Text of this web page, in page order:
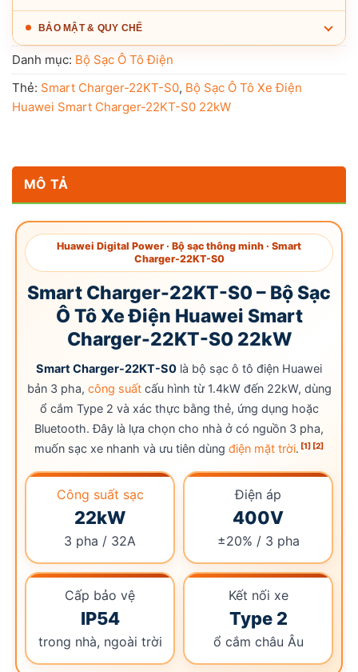
BẢO MẬT & QUY CHẾ
Danh mục: Bộ Sạc Ô Tô Điện
Thẻ: Smart Charger-22KT-S0, Bộ Sạc Ô Tô Xe Điện
Huawei Smart Charger-22KT-S0 22kW
MÔ TẢ
Huawei Digital Power · Bộ sạc thông minh · Smart
Charger-22KT-S0
Smart Charger-22KT-S0 – Bộ Sạc
Ô Tô Xe Điện Huawei Smart
Charger-22KT-S0 22kW
Smart Charger-22KT-S0 là bộ sạc ô tô điện Huawei
bản 3 pha, công suấtcấu hình từ 1.4kW đến 22kW, dùng
ổ cắm Type 2 và xác thực bằng thẻ, ứng dụng hoặc
Bluetooth. Đây là lựa chọn cho nhà ở có nguồn 3 pha,
muốn sạc xe nhanh và ưu tiên dùng điện mặt trời. [1] [2]
Công suất sạc
22kW
3 pha / 32A
Điện áp
400V
±20% / 3 pha
Cấp bảo vệ
IP54
trong nhà, ngoài trời
Kết nối xe
Type 2
ổ cắm châu Âu